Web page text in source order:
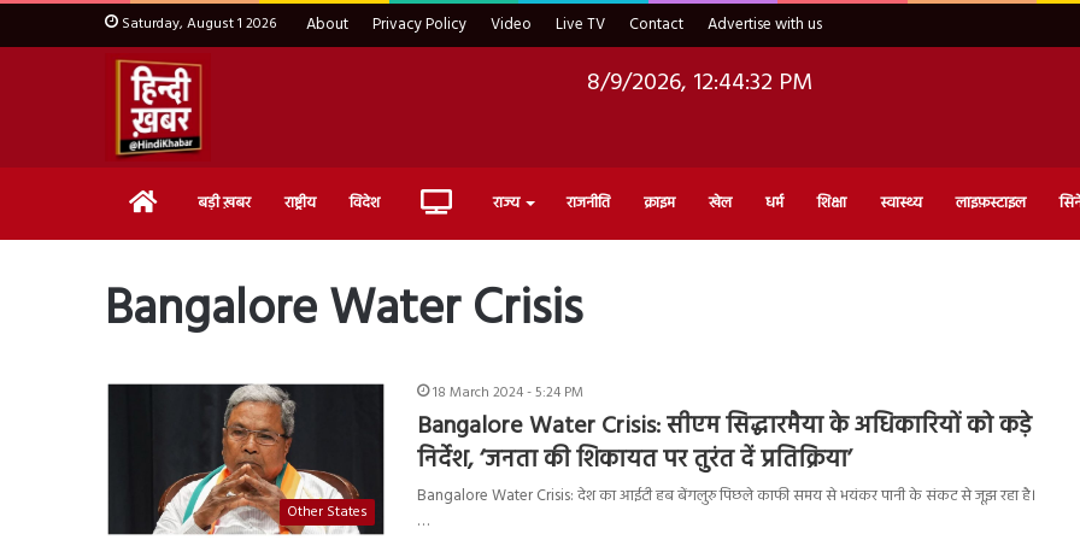
Saturday, August 1 2026 About Privacy Policy Video Live TV Contact Advertise with us
8/9/2026, 12:44:33 PM
Home बड़ी ख़बर राष्ट्रीय विदेश Live राज्य राजनीति क्राइम खेल धर्म शिक्षा स्वास्थ्य लाइफ़स्टाइल
Bangalore Water Crisis
Other States
18 March 2024 - 5:24 PM
Bangalore Water Crisis: सीएम सिद्धारमैया के अधिकारियों को कड़े
निर्देश, ‘जनता की शिकायत पर तुरंत दें प्रतिक्रिया’
Bangalore Water Crisis: देश का आईटी हब बेंगलुरु पिछले काफी समय से भयंकर पानी के संकट से जूझ रहा है।
…